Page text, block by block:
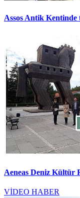
Assos Antik Kentinde
Aeneas Deniz Kültür
VİDEO HABER